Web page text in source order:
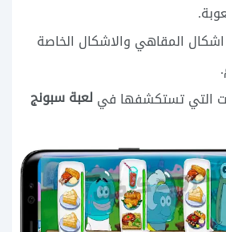
المقاهي والاشكال الخاصة
التي تستكشفها في لعبة سبونج